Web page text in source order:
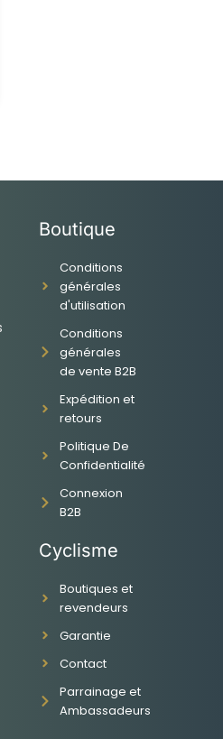
Boutique
Conditions
générales
d'utilisation
Conditions
générales
de vente B2B
Expédition et
retours
Politique De
Confidentialité
Connexion
B2B
Cyclisme
Boutiques et
revendeurs
Garantie
Contact
Parrainage et
Ambassadeurs